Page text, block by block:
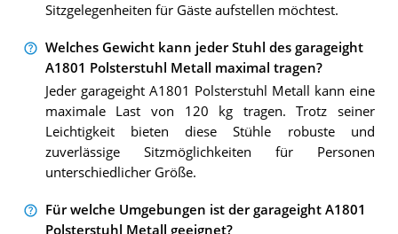
Sitzgelegenheiten für Gäste aufstellen möchtest.
Welches Gewicht kann jeder Stuhl des garageight
A1801 Polsterstuhl Metall maximal tragen?
Jeder garageight A1801 Polsterstuhl Metall kann eine
maximale Last von 120 kg tragen. Trotz seiner
Leichtigkeit bieten diese Stühle robuste und
zuverlässige Sitzmöglichkeiten für Personen
unterschiedlicher Größe.
Für welche Umgebungen ist der garageight A1801
Polsterstuhl Metall geeignet?